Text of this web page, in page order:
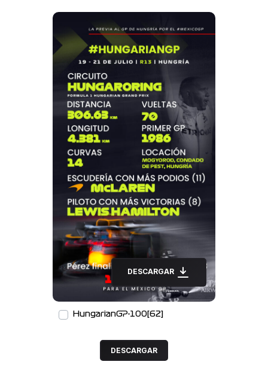
DESCARGAR
HungarianGP-100[62]
DESCARGAR